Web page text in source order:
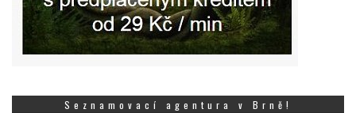
Seznamovací agentura v Brně!